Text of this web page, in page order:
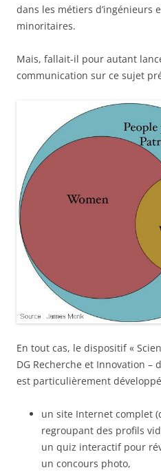
dans les métiers d’ingénieurs
minoritaires.
Mais, fallait-il pour autant
communication sur ce sujet
En tout cas, le dispositif «
DG Recherche et Innovation –
est particulièrement
un site Internet complet
regroupant des profils
un quiz interactif pour
un concours photo,